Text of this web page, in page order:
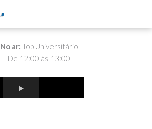
No ar: Top Universitário
De 12:00 às 13:00